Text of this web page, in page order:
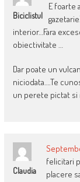
Biciclistul
E foarte
interior…Fara
obiectivitate …
Dar poate un
niciodata….Te
un perete pictat si
Claudia
felicitari
placere